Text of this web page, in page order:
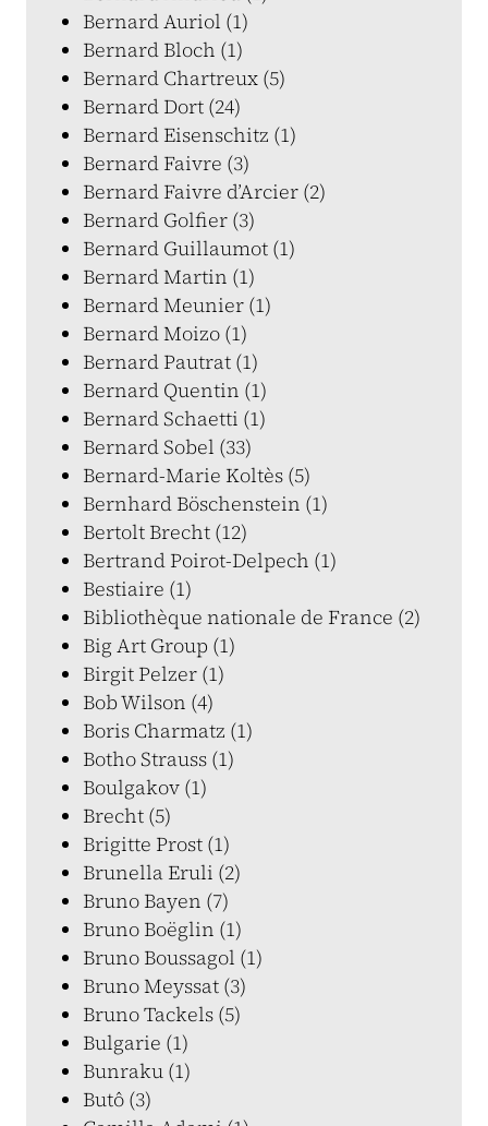
Bernard Auriol (1)
Bernard Bloch (1)
Bernard Chartreux (5)
Bernard Dort (24)
Bernard Eisenschitz (1)
Bernard Faivre (3)
Bernard Faivre d’Arcier (2)
Bernard Golfier (3)
Bernard Guillaumot (1)
Bernard Martin (1)
Bernard Meunier (1)
Bernard Moizo (1)
Bernard Pautrat (1)
Bernard Quentin (1)
Bernard Schaetti (1)
Bernard Sobel (33)
Bernard-Marie Koltès (5)
Bernhard Böschenstein (1)
Bertolt Brecht (12)
Bertrand Poirot-Delpech (1)
Bestiaire (1)
Bibliothèque nationale de France (2)
Big Art Group (1)
Birgit Pelzer (1)
Bob Wilson (4)
Boris Charmatz (1)
Botho Strauss (1)
Boulgakov (1)
Brecht (5)
Brigitte Prost (1)
Brunella Eruli (2)
Bruno Bayen (7)
Bruno Boëglin (1)
Bruno Boussagol (1)
Bruno Meyssat (3)
Bruno Tackels (5)
Bulgarie (1)
Bunraku (1)
Butô (3)